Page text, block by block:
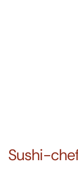
Sushi-